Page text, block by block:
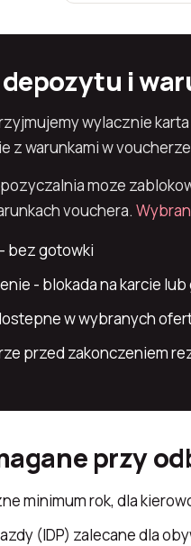
i
wylacznie
z warunkami w
moze
vouchera.
bez gotowki
- blokada na karcie lub
w wybranych
przed zakonczeniem
przy
minimum rok, dla
(IDP) zalecane dla